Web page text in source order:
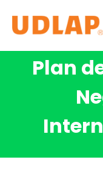
Licenciaturas
Plan